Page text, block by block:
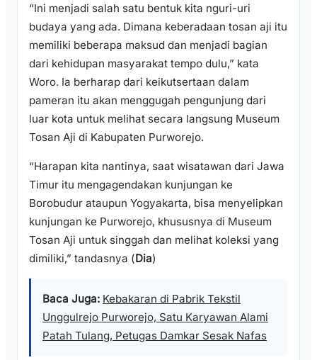
“Ini menjadi salah satu bentuk kita nguri-uri
budaya yang ada. Dimana keberadaan tosan aji itu
memiliki beberapa maksud dan menjadi bagian
dari kehidupan masyarakat tempo dulu,” kata
Woro. Ia berharap dari keikutsertaan dalam
pameran itu akan menggugah pengunjung dari
luar kota untuk melihat secara langsung Museum
Tosan Aji di Kabupaten Purworejo.
“Harapan kita nantinya, saat wisatawan dari Jawa
Timur itu mengagendakan kunjungan ke
Borobudur ataupun Yogyakarta, bisa menyelipkan
kunjungan ke Purworejo, khususnya di Museum
Tosan Aji untuk singgah dan melihat koleksi yang
dimiliki,” tandasnya (Dia)
Baca Juga: Kebakaran di Pabrik Tekstil
Unggulrejo Purworejo, Satu Karyawan Alami
Patah Tulang, Petugas Damkar Sesak Nafas